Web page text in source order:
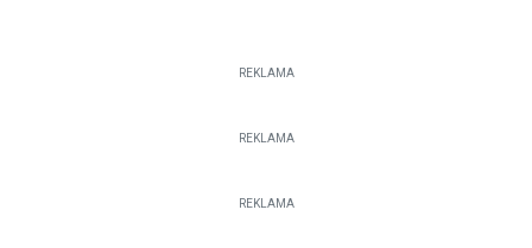
REKLAMA
REKLAMA
REKLAMA